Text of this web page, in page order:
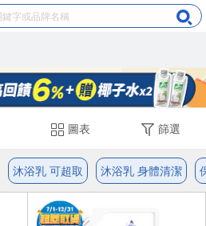
圖表 篩選
沐浴乳 可超取 沐浴乳 身體清潔